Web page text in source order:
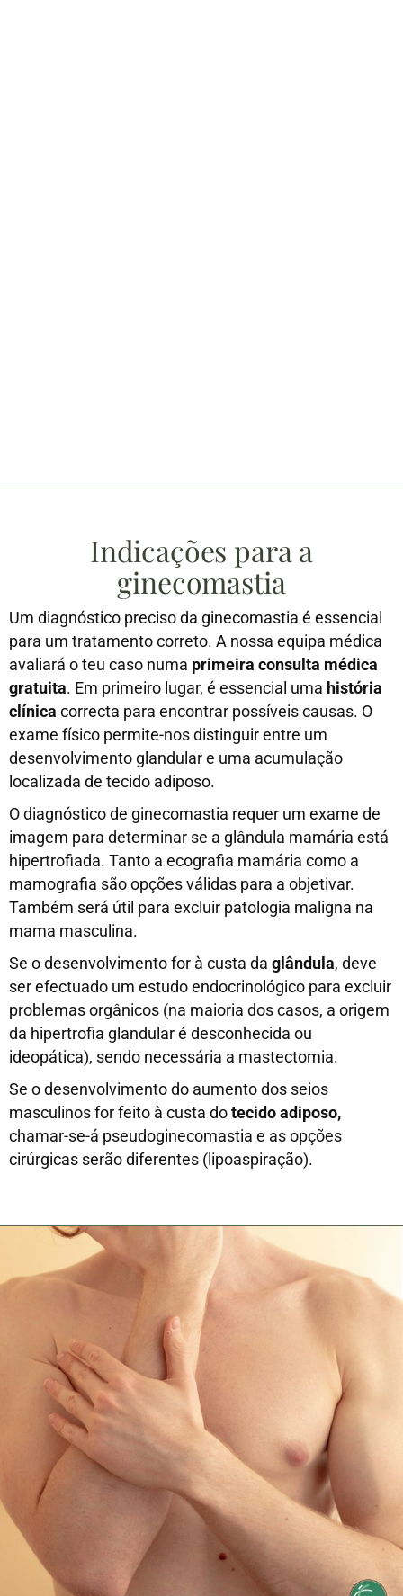
Indicações para a
ginecomastia
Um diagnóstico preciso da ginecomastia é essencial
para um tratamento correto. A nossa equipa médica
avaliará o teu caso numa primeira consulta médica
gratuita. Em primeiro lugar, é essencial uma história
clínica correcta para encontrar possíveis causas. O
exame físico permite-nos distinguir entre um
desenvolvimento glandular e uma acumulação
localizada de tecido adiposo.
O diagnóstico de ginecomastia requer um exame de
imagem para determinar se a glândula mamária está
hipertrofiada. Tanto a ecografia mamária como a
mamografia são opções válidas para a objetivar.
Também será útil para excluir patologia maligna na
mama masculina.
Se o desenvolvimento for à custa da glândula, deve
ser efectuado um estudo endocrinológico para excluir
problemas orgânicos (na maioria dos casos, a origem
da hipertrofia glandular é desconhecida ou
ideopática), sendo necessária a mastectomia.
Se o desenvolvimento do aumento dos seios
masculinos for feito à custa dotecido adiposo,
chamar-se-á pseudoginecomastia e as opções
cirúrgicas serão diferentes (lipoaspiração).